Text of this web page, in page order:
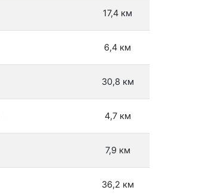
17,4 км
6,4 км
30,8 км
4,7 км
7,9 км
36,2 км